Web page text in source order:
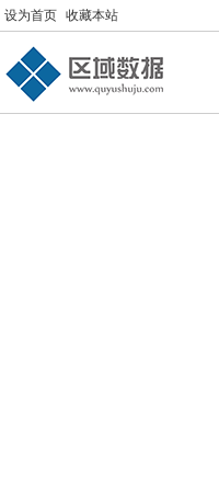
设为首页 收藏本站